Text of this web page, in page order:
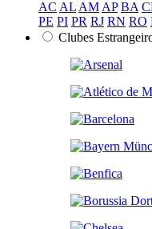
AC AL AM AP BA
PE PI PR RJ RN RO
Clubes